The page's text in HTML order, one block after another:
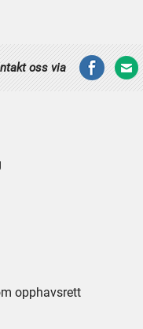
oss via
opphavsrett